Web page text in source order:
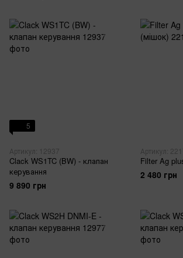
5
Артикул: 12937
Clack WS1TC (BW) - клапан
керування
9 890 грн
Артикул:
Filter Ag
2 480 грн